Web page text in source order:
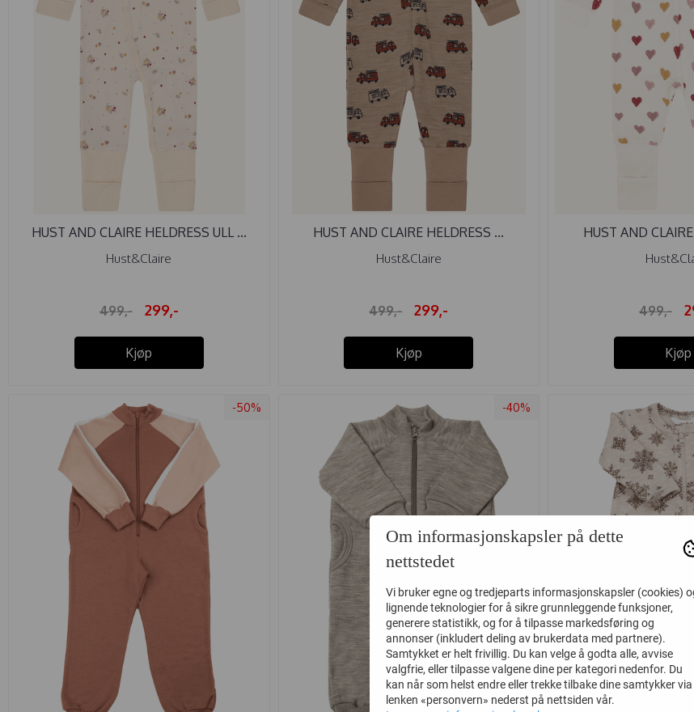
HUST AND CLAIRE HELDRESS ULL ...
Hust&Claire
499,- 299,-
Kjøp
HUST AND CLAIRE HELDRESS ...
Hust&Claire
499,- 299,-
Kjøp
HUST AND
499,-
Kjøp
-50% -40%
Om informasjonskapsler på dette
nettstedet
Vi bruker egne og tredjeparts informasjonskapsler (cookies)
lignende teknologier for å sikre grunnleggende funksjoner,
generere statistikk, og for å tilpasse markedsføring og
annonser (inkludert deling av brukerdata med partnere).
Samtykket er helt frivillig. Du kan velge å godta alle, avvise
valgfrie, eller tilpasse valgene dine per kategori nedenfor. Du
kan når som helst endre eller trekke tilbake dine samtykker via
lenken «personvern» nederst på nettsiden vår.